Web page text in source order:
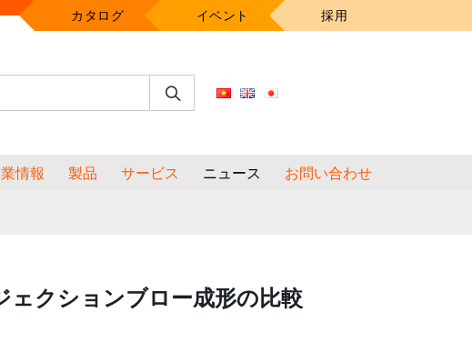
カタログ イベント 採用
情報 製品 サービス ニュース お問い合わせ
ェクションブロー成形の比較